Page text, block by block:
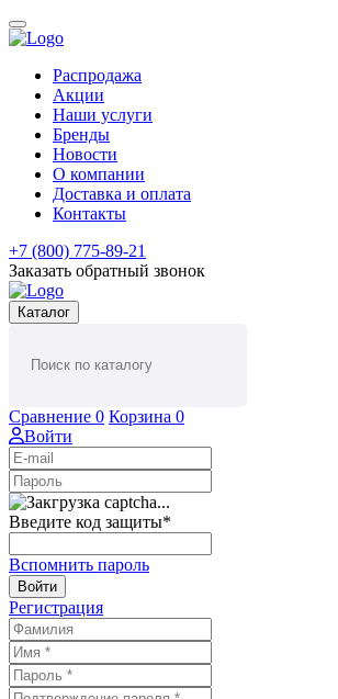
Распродажа
Акции
Наши услуги
Бренды
Новости
О компании
Доставка и оплата
Контакты
+7 (800) 775-89-21
Заказать обратный звонок
Каталог
Сравнение 0 Корзина 0
Войти
Введите код защиты*
Вспомнить пароль
Войти
Регистрация